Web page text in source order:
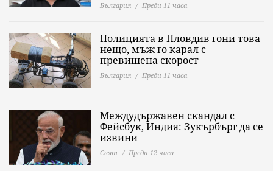
България Преди 11 часа
Полицията в Пловдив гони това
нещо, мъж го карал с
превишена скорост
България Преди 11 часа
Междудържавен скандал с
Фейсбук, Индия: Зукърбърг да се
извини
Свят Преди 12 часа